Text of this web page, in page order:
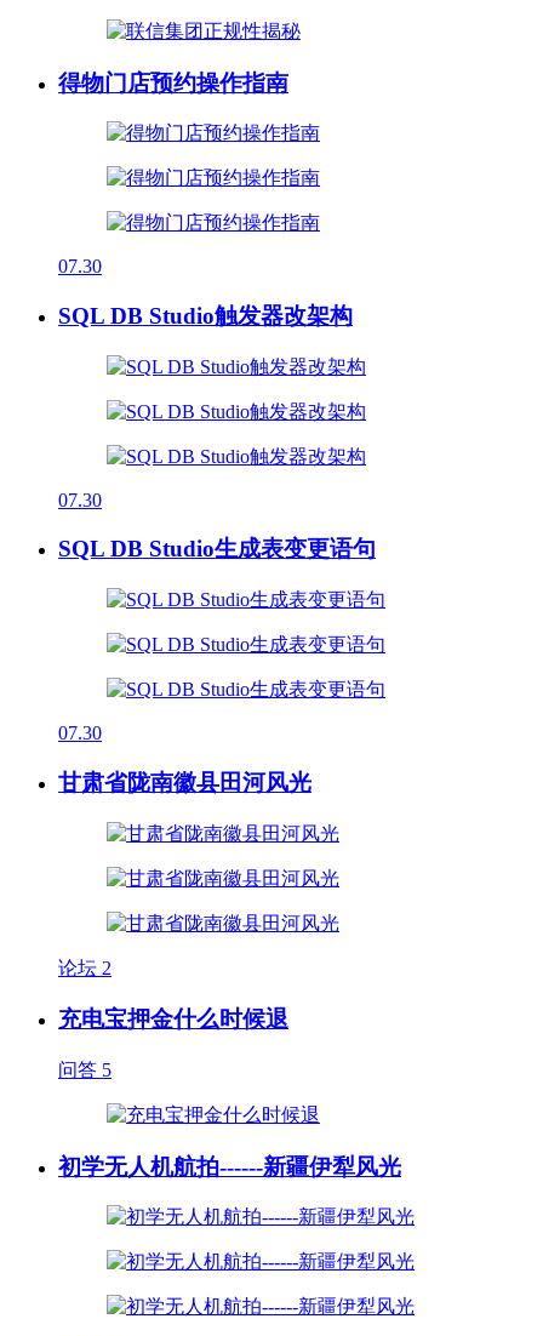
得物门店预约操作指南
07.30
SQL DB Studio触发器改架构
07.30
SQL DB Studio生成表变更语句
07.30
甘肃省陇南徽县田河风光
论坛 2
充电宝押金什么时候退
问答 5
初学无人机航拍------新疆伊犁风光